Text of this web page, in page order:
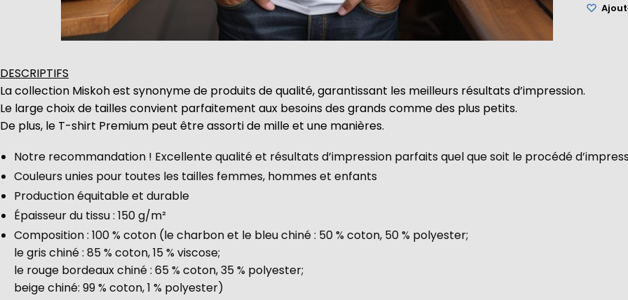
DESCRIPTIFS
La collection Miskoh est synonyme de produits de qualité, garantissant les meilleurs résultats d’impression.
Le large choix de tailles convient parfaitement aux besoins des grands comme des plus petits.
De plus, le T-shirt Premium peut être assorti de mille et une manières.
Notre recommandation ! Excellente qualité et résultats d’impression parfaits quel que soit le procédé
Couleurs unies pour toutes les tailles femmes, hommes et enfants
Production équitable et durable
Épaisseur du tissu : 150 g/m²
Composition : 100 % coton (le charbon et le bleu chiné : 50 % coton, 50 % polyester;
le gris chiné : 85 % coton, 15 % viscose;
le rouge bordeaux chiné : 65 % coton, 35 % polyester;
beige chiné: 99 % coton, 1 % polyester)